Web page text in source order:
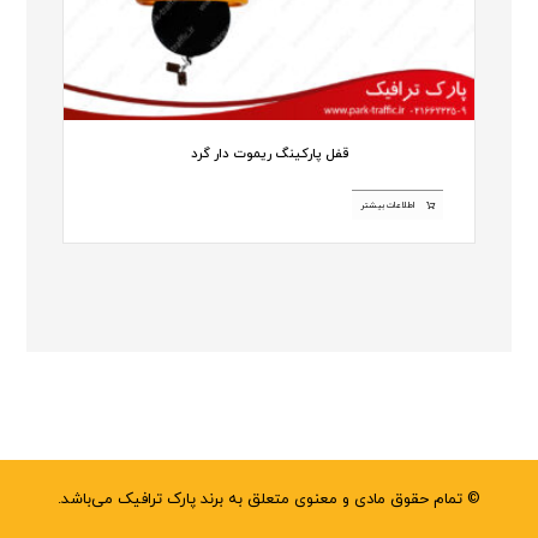
قفل پارکینگ ریموت دار گرد
اطلاعات بیشتر
© تمام حقوق مادی و معنوی متعلق به برند پارک ترافیک می‌باشد.